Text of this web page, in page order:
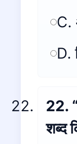
C.
D.
22.
शब्द